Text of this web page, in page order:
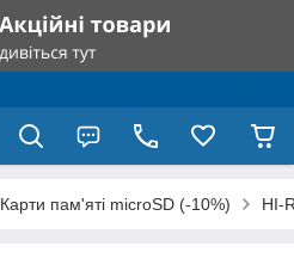
Карти пам'яті microSD (-10%) HI-